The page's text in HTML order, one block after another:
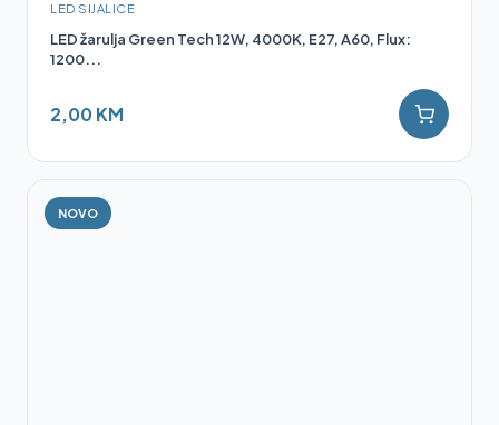
LED SIJALICE
LED žarulja Green Tech 12W, 4000K, E27, A60, Flux:
1200...
2,00 KM
NOVO